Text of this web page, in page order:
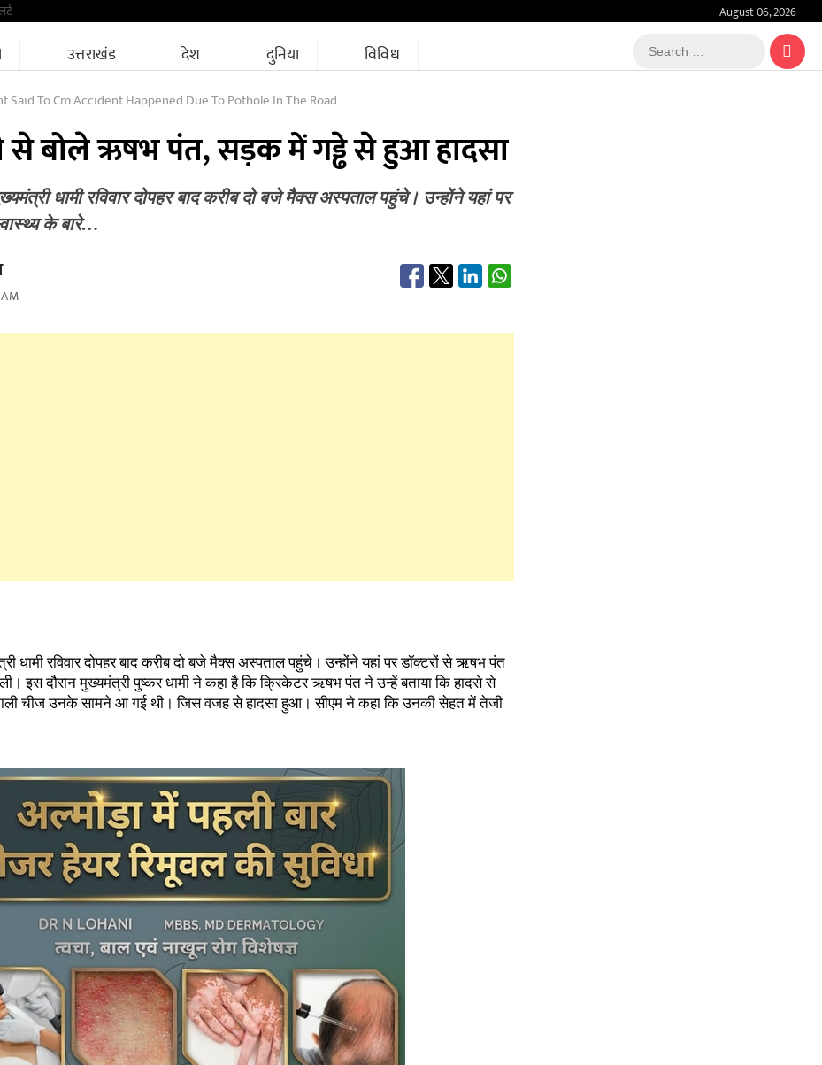
August 06, 2026
उत्तराखंड देश दुनिया विविध
Search
…
Said To Cm Accident Happened Due To Pothole In The Road
से बोले ऋषभ पंत, सड़क में गड्ढे से हुआ हादसा
धामी रविवार दोपहर बाद करीब दो बजे मैक्स अस्पताल पहुंचे। उन्होंने यहां पर
के बारे…
धामी रविवार दोपहर बाद करीब दो बजे मैक्स अस्पताल पहुंचे। उन्होंने यहां पर डॉक्टरों से ऋषभ पंत
इस दौरान मुख्यमंत्री पुष्कर धामी ने कहा है कि क्रिकेटर ऋषभ पंत ने उन्हें बताया कि हादसे से
चीज उनके सामने आ गई थी। जिस वजह से हादसा हुआ। सीएम ने कहा कि उनकी सेहत में तेजी